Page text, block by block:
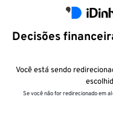
Decisões
Você está sendo
Se você não for redirecionado em